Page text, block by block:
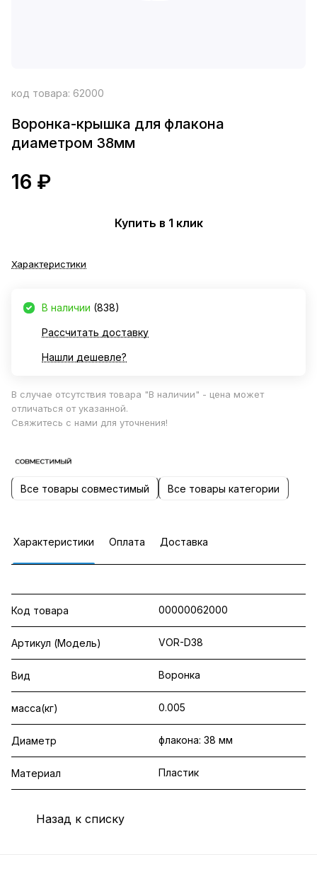
код товара: 62000
Воронка-крышка для флакона
диаметром 38мм
16 ₽
Купить в 1 клик
Характеристики
В наличии (838)
Рассчитать доставку
Нашли дешевле?
В случае отсутствия товара "В наличии" - цена может
отличаться от указанной.
Свяжитесь с нами для уточнения!
Все товары совместимый Все товары категории
Характеристики Оплата Доставка
Код товара 00000062000
Артикул (Модель) VOR-D38
Вид Воронка
масса(кг) 0.005
Диаметр флакона: 38 мм
Материал Пластик
Назад к списку